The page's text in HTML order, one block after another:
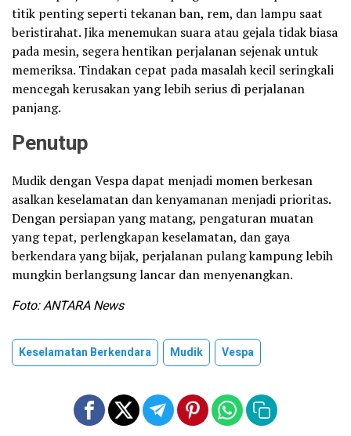
titik penting seperti tekanan ban, rem, dan lampu saat
beristirahat. Jika menemukan suara atau gejala tidak biasa
pada mesin, segera hentikan perjalanan sejenak untuk
memeriksa. Tindakan cepat pada masalah kecil seringkali
mencegah kerusakan yang lebih serius di perjalanan
panjang.
Penutup
Mudik dengan Vespa dapat menjadi momen berkesan
asalkan keselamatan dan kenyamanan menjadi prioritas.
Dengan persiapan yang matang, pengaturan muatan
yang tepat, perlengkapan keselamatan, dan gaya
berkendara yang bijak, perjalanan pulang kampung lebih
mungkin berlangsung lancar dan menyenangkan.
Foto: ANTARA News
Keselamatan Berkendara Mudik Vespa